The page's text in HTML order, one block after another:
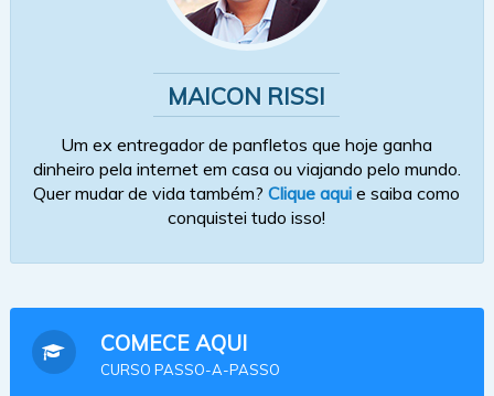
MAICON RISSI
Um ex entregador de panfletos que hoje ganha
dinheiro pela internet em casa ou viajando pelo mundo.
Quer mudar de vida também?Clique aqui e saiba como
conquistei tudo isso!
COMECE AQUI
CURSO PASSO-A-PASSO